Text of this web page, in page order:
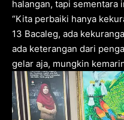
halangan, tapi sementara
“Kita perbaiki hanya
13 Bacaleg, ada
ada keterangan dari
gelar aja, mungkin